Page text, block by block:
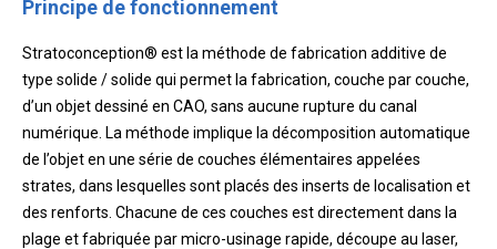
Principe de fonctionnement
Stratoconception® est la méthode de fabrication additive de
type solide / solide qui permet la fabrication, couche par couche,
d’un objet dessiné en CAO, sans aucune rupture du canal
numérique. La méthode implique la décomposition automatique
de l’objet en une série de couches élémentaires appelées
strates, dans lesquelles sont placés des inserts de localisation et
des renforts. Chacune de ces couches est directement dans la
plage et fabriquée par micro-usinage rapide, découpe au laser,